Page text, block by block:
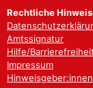
Rechtliche
Amtssignatur
Hilfe/Barrierefreiheit
Impressum